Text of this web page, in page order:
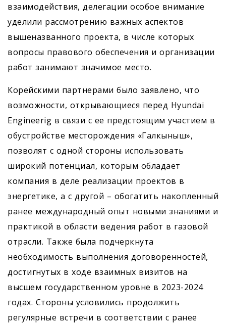
взаимодействия, делегации особое внимание
уделили рассмотрению важных аспектов
вышеназванного проекта, в числе которых
вопросы правового обеспечения и организации
работ занимают значимое место.
Корейскими партнерами было заявлено, что
возможности, открывающиеся перед Hyundai
Engineerig в связи с ее предстоящим участием в
обустройстве месторождения «Галкыныш»,
позволят с одной стороны использовать
широкий потенциал, которым обладает
компания в деле реализации проектов в
энергетике, а с другой – обогатить накопленный
ранее международный опыт новыми знаниями и
практикой в области ведения работ в газовой
отрасли. Также была подчеркнута
необходимость выполнения договоренностей,
достигнутых в ходе взаимных визитов на
высшем государственном уровне в 2023-2024
годах. Стороны условились продолжить
регулярные встречи в соответствии с ранее